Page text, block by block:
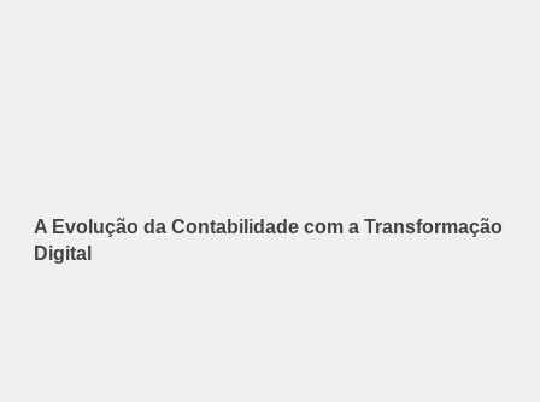
A Evolução da Contabilidade com a Transformação
Digital